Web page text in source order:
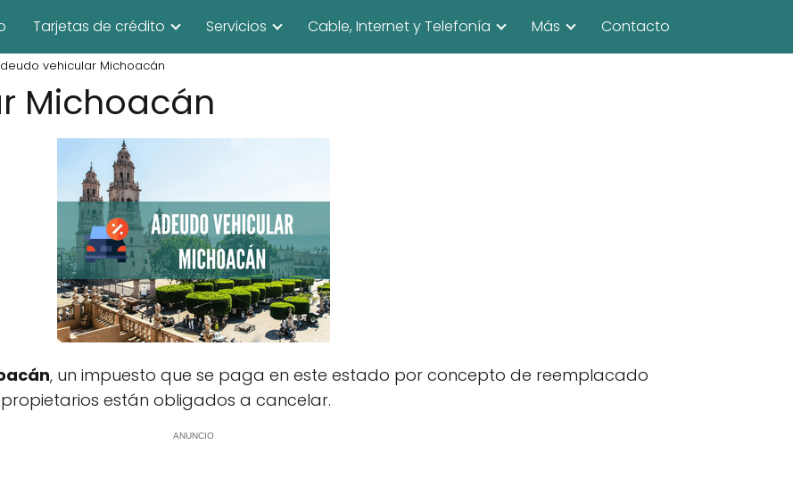
Tarjetas de crédito Servicios Cable, Internet y Telefonía Más Contacto
vehicular Michoacán
Michoacán
, un impuesto que se paga en este estado por concepto de reemplacado
están obligados a cancelar.
ANUNCIO